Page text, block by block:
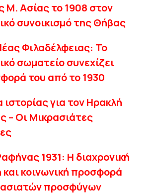
Μ. Ασίας το 1908 στον
συνοικισμό της Θήβας
Φιλαδέλφειας: To
σωματείο συνεχίζει
του από το 1930
ιστορίας για τον Ηρακλή
– Οι Μικρασιάτες
1931: Η διαχρονική
και κοινωνική προσφορά
προσφύγων